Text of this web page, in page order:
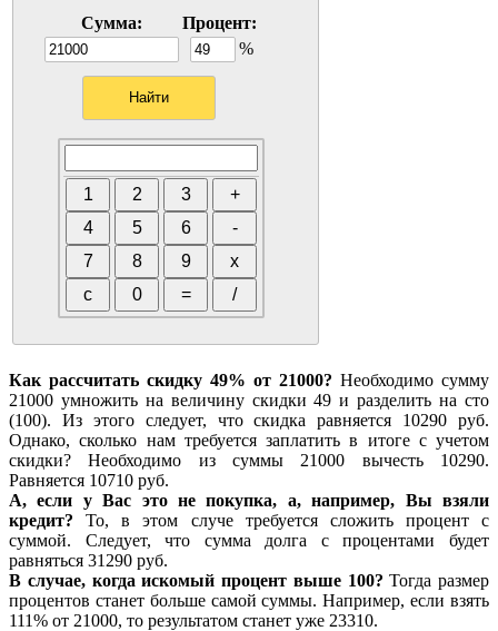
Сумма:
Процент:
%
Как рассчитать скидку 49% от 21000? Необходимо сумму
21000 умножить на величину скидки 49 и разделить на сто
(100). Из этого следует, что скидка равняется 10290 руб.
Однако, сколько нам требуется заплатить в итоге с учетом
скидки? Необходимо из суммы 21000 вычесть 10290.
Равняется 10710 руб.
А, если у Вас это не покупка, а, например, Вы взяли
кредит? То, в этом случе требуется сложить процент с
суммой. Следует, что сумма долга с процентами будет
равняться 31290 руб.
В случае, когда искомый процент выше 100? Тогда размер
процентов станет больше самой суммы. Например, если взять
111% от 21000, то результатом станет уже 23310.